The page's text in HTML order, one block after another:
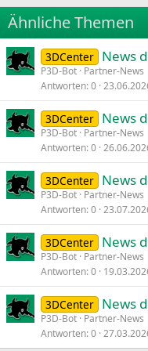
22
26
Times
Ähnliche Themen
3DCenter News
P3D-Bot Partner-News
Antworten 0
3DCenter News
P3D-Bot Partner-News
Antworten 0
3DCenter News
P3D-Bot Partner-News
Antworten 0
3DCenter News
P3D-Bot Partner-News
Antworten 0
3DCenter News
P3D-Bot Partner-News
Antworten 0